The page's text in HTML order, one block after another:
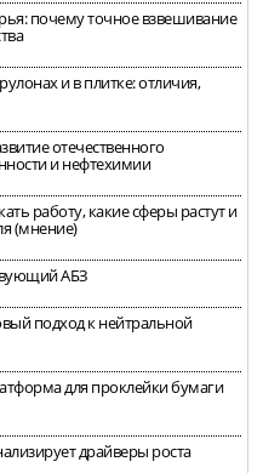
почему точное взвешивание
и в плитке: отличия,
отечественного
и нефтехимии
работу, какие сферы растут и
(мнение)
АБЗ
подход к нейтральной
для проклейки бумаги
драйверы роста